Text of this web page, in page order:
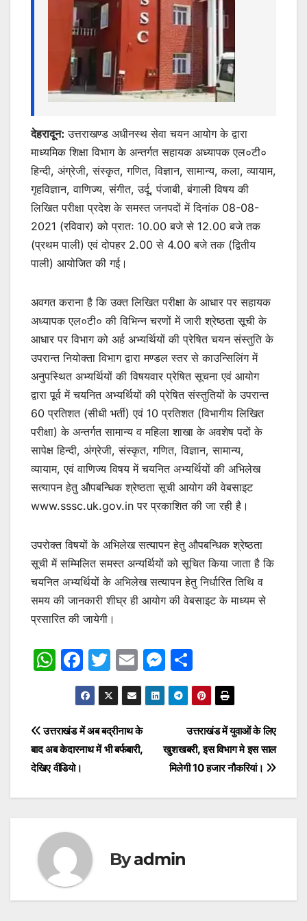
देहरादून: उत्तराखण्ड अधीनस्थ सेवा चयन आयोग के द्वारा
माध्यमिक शिक्षा विभाग के अन्तर्गत सहायक अध्यापक एल०टी०
हिन्दी, अंग्रेजी, संस्कृत, गणित, विज्ञान, सामान्य, कला, व्यायाम,
गृहविज्ञान, वाणिज्य, संगीत, उर्दू, पंजाबी, बंगाली विषय की
लिखित परीक्षा प्रदेश के समस्त जनपदों में दिनांक 08-08-
2021 (रविवार) को प्रातः 10.00 बजे से 12.00 बजे तक
(प्रथम पाली) एवं दोपहर 2.00 से 4.00 बजे तक (द्वितीय
पाली) आयोजित की गई।
अवगत कराना है कि उक्त लिखित परीक्षा के आधार पर सहायक
अध्यापक एल०टी० की विभिन्न चरणों में जारी श्रेष्ठता सूची के
आधार पर विभाग को अर्ह अभ्यर्थियों की प्रेषित चयन संस्तुति के
उपरान्त नियोक्ता विभाग द्वारा मण्डल स्तर से काउन्सिलिंग में
अनुपस्थित अभ्यर्थियों की विषयवार प्रेषित सूचना एवं आयोग
द्वारा पूर्व में चयनित अभ्यर्थियों की प्रेषित संस्तुतियों के उपरान्त
60 प्रतिशत (सीधी भर्ती) एवं 10 प्रतिशत (विभागीय लिखित
परीक्षा) के अन्तर्गत सामान्य व महिला शाखा के अवशेष पदों के
सापेक्ष हिन्दी, अंग्रेजी, संस्कृत, गणित, विज्ञान, सामान्य,
व्यायाम, एवं वाणिज्य विषय में चयनित अभ्यर्थियों की अभिलेख
सत्यापन हेतु औपबन्धिक श्रेष्ठता सूची आयोग की वेबसाइट
www.sssc.uk.gov.in पर प्रकाशित की जा रही है।
उपरोक्त विषयों के अभिलेख सत्यापन हेतु औपबन्धिक श्रेष्ठता
सूची में सम्मिलित समस्त अन्यर्थियों को सूचित किया जाता है कि
चयनित अभ्यर्थियों के अभिलेख सत्यापन हेतु निर्धारित तिथि व
समय की जानकारी शीघ्र ही आयोग की वेबसाइट के माध्यम से
प्रसारित की जायेगी।
W
s
A
p
p
F
a
c
e
b
o
T
w
itt
er
E
m
ai
l
M
e
s
e
n
g
h
ar
e
Post
navigation
उत्तराखंड में युवाओं के लिए
खुशखबरी, इस विभाग मे इस साल
मिलेगी 10 हजार नौकरियां।
उत्तराखंड में अब बद्रीनाथ के
बाद अब केदारनाथ में भी बर्फबारी,
देखिए वीडियो।
Byadmin